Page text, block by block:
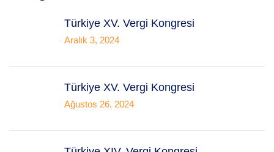
Türkiye XV. Vergi Kongresi
Aralık 3, 2024
Türkiye XV. Vergi Kongresi
Ağustos 26, 2024